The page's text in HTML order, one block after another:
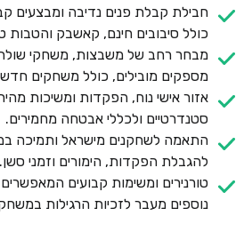
חבילת קבלת פנים נדיבה ומבצעים
כולל סיבובים חינם, קאשבק והטבות
מבחר רחב של משבצות, משחקי שולחן
מספקים מובילים, כולל משחקים
אזור אישי נוח, הפקדות ומשיכות
סטנדרטיים ולכללי אבטחה מחמירים.
התאמה לשחקנים מישראל ותמיכה
להגבלת הפקדות, הימורים וזמני סשן.
טורנירים ומשימות קבועים
נוספים מעבר לזכיות הרגילות